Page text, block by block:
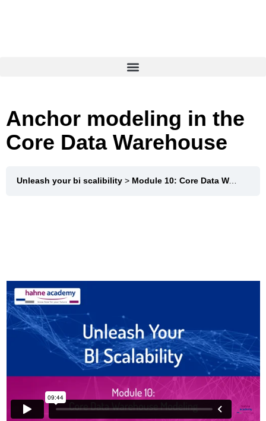
Anchor modeling in the
Core Data Warehouse
Unleash your bi scalibility Module 10: Core Data Warehouse Modeling